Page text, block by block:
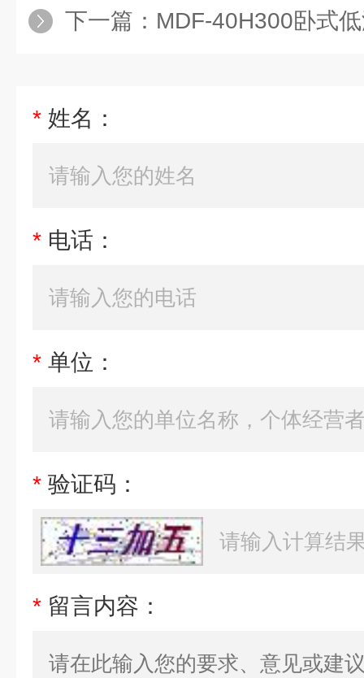
下一篇： MDF-40H300卧式低温冰
* 姓名：
* 电话：
* 单位：
* 验证码：
* 留言内容：